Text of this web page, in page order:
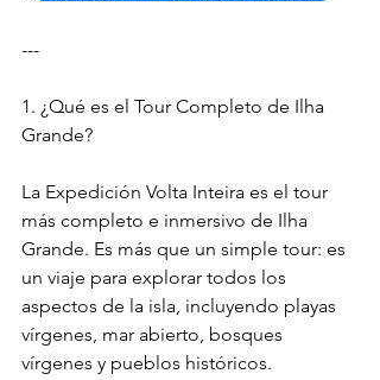
---
1. ¿Qué es el Tour Completo de Ilha
Grande?
La Expedición Volta Inteira es el tour
más completo e inmersivo de Ilha
Grande. Es más que un simple tour: es
un viaje para explorar todos los
aspectos de la isla, incluyendo playas
vírgenes, mar abierto, bosques
vírgenes y pueblos históricos.